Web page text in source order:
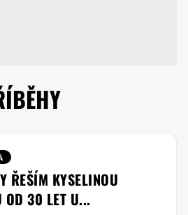
ŘEŠÍM KYSELINOU
OD 30 LET U...